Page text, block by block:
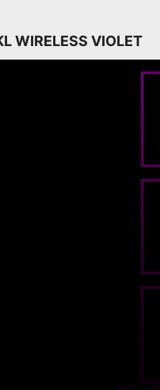
WIRELESS VIOLET